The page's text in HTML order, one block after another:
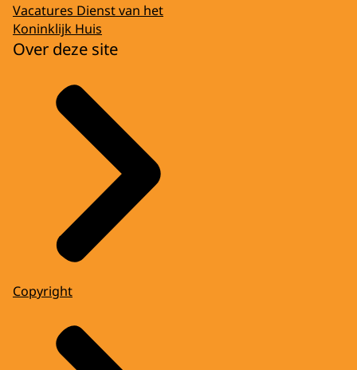
Vacatures Dienst van het
Koninklijk Huis
Over deze site
Copyright